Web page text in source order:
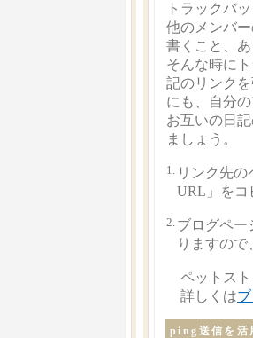
トラックバ
他のメンバ
書くこと、
そんな時に
記のリンク
にも、自分
お互いの日
ましょう。
1. リンク先
URL」をコ
2. ブログペー
りますの
ペットス
詳しくは
ping送信を活